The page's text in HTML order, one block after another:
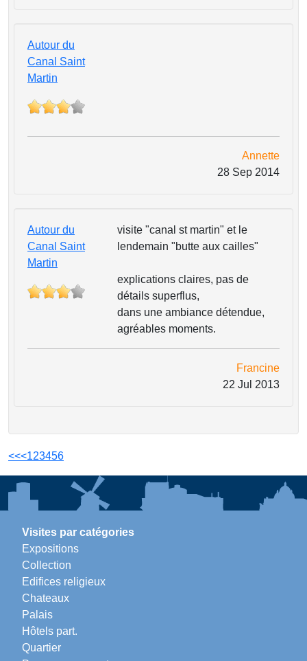
Autour du
Canal Saint
Martin
Annette
28 Sep 2014
Autour du
Canal Saint
Martin
visite "canal st martin" et le
lendemain "butte aux cailles"
explications claires, pas de
détails superflus,
dans une ambiance détendue,
agréables moments.
Francine
22 Jul 2013
<<<123456
Visites par catégories
Expositions
Collection
Edifices religieux
Chateaux
Palais
Hôtels part.
Quartier